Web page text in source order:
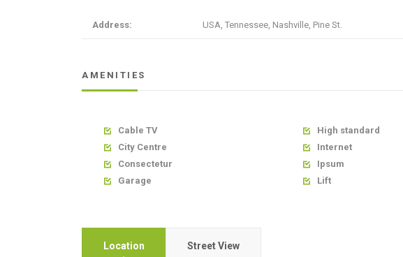
Address: USA, Tennessee, Nashville, Pine St.
AMENITIES
 Cable TV
 City Centre
 Consectetur
 Garage
 High standard
 Internet
 Ipsum
 Lift
Location Street View